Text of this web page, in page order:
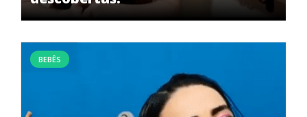
BEBÊS